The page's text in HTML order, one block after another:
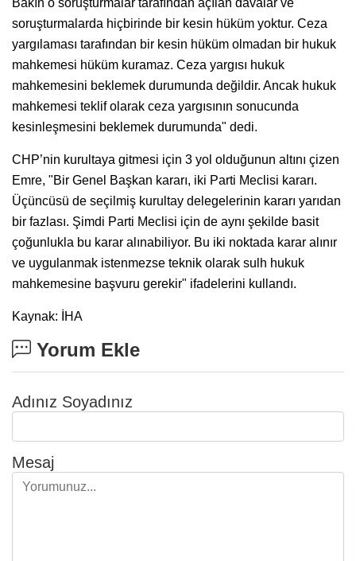
soruşturmalarda hiçbirinde bir kesin hüküm yoktur. Ceza
yargılaması tarafından bir kesin hüküm olmadan bir hukuk
mahkemesi hüküm kuramaz. Ceza yargısı hukuk
mahkemesini beklemek durumunda değildir. Ancak hukuk
mahkemesi teklif olarak ceza yargısının sonucunda
kesinleşmesini beklemek durumunda" dedi.
CHP’nin kurultaya gitmesi için 3 yol olduğunun altını çizen
Emre, "Bir Genel Başkan kararı, iki Parti Meclisi kararı.
Üçüncüsü de seçilmiş kurultay delegelerinin kararı yarıdan
bir fazlası. Şimdi Parti Meclisi için de aynı şekilde basit
çoğunlukla bu karar alınabiliyor. Bu iki noktada karar alınır
ve uygulanmak istenmezse teknik olarak sulh hukuk
mahkemesine başvuru gerekir" ifadelerini kullandı.
Kaynak: İHA
Yorum Ekle
Adınız Soyadınız
Mesaj